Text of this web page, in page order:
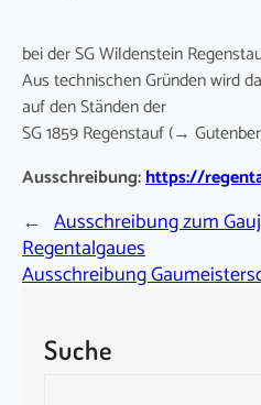
bei der SG Wildenstein
Aus technischen Gründen wird
auf den Ständen der
SG 1859 Regenstauf (→
Ausschreibung:https://
← Ausschreibung zum
Regentalgaues
Ausschreibung
Suche